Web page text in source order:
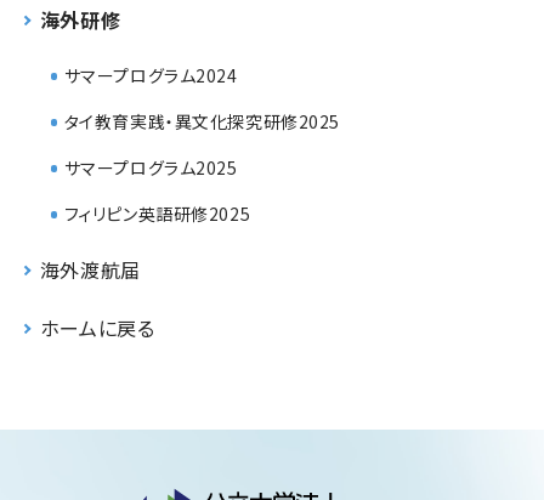
海外研修
サマープログラム2024
タイ教育実践・異文化探究研修2025
サマープログラム2025
フィリピン英語研修2025
海外渡航届
ホームに戻る